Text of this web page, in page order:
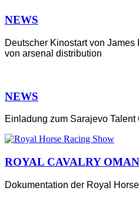
NEWS
Deutscher Kinostart von
von arsenal distribution
NEWS
Einladung zum Sarajevo Talent
ROYAL CAVALRY OMAN
Dokumentation der Royal